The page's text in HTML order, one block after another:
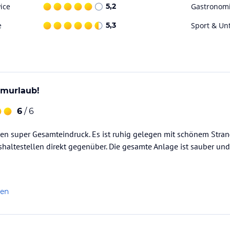
Auswahl an großzügigen Zimmern, die
bieten. Alle Zimmer verfügen über einen
mit begehbarer Regendusche und
Minibar, Tee- und Kaffeemaschine und
eine kupferne Badewanne und einen
zu lassen.
Aufenthalt ermöglichen, mit Fokus
der Inseln in entspannter,
5,2
5,3 Sport &
6 / 6
super Gesamteindruck. Es ist ruhig gelegen mit schönem
direkt gegenüber. Die gesamte Anlage ist sauber